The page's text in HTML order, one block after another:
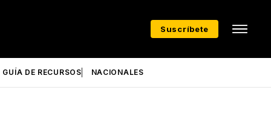
Suscríbete
GUÍA DE RECURSOS NACIONALES